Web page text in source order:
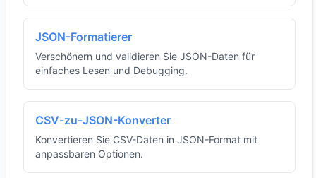
JSON-Formatierer
Verschönern und validieren Sie JSON-Daten für
einfaches Lesen und Debugging.
CSV-zu-JSON-Konverter
Konvertieren Sie CSV-Daten in JSON-Format mit
anpassbaren Optionen.